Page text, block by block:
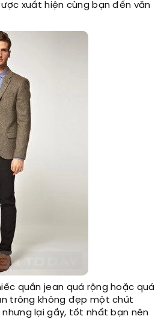
xuất hiện cùng bạn đến văn
quần jean quá rộng hoặc quá
trông không đẹp một chút
nhưng lại gầy, tốt nhất bạn nên